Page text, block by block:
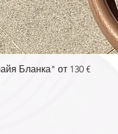
Бланка" от 130 €